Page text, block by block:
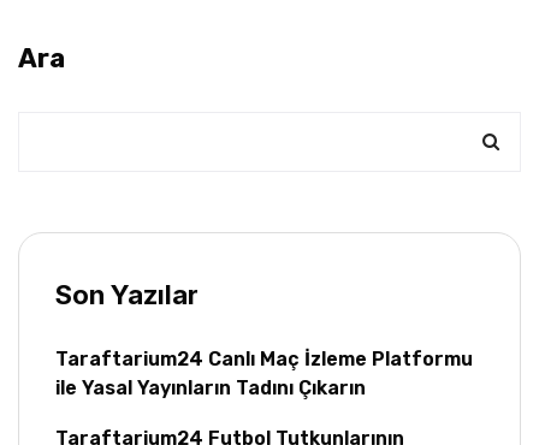
Ara
Son Yazılar
Taraftarium24 Canlı Maç İzleme Platformu
ile Yasal Yayınların Tadını Çıkarın
Taraftarium24 Futbol Tutkunlarının